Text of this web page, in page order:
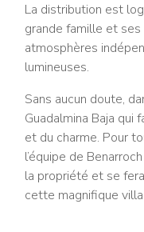
La distribution est
grande famille et
atmosphères
lumineuses.
Sans aucun doute,
Guadalmina Baja qui
et du charme. Pour
l’équipe de
la propriété et se
cette magnifique villa.